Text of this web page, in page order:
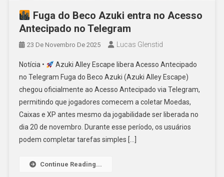
Fuga do Beco Azuki entra no Acesso
Antecipado no Telegram
23 De Novembro De 2025 Lucas Glenstid
Notícia •
Azuki Alley Escape libera Acesso Antecipado
no Telegram Fuga do Beco Azuki (Azuki Alley Escape)
chegou oficialmente ao Acesso Antecipado via Telegram,
permitindo que jogadores comecem a coletar Moedas,
Caixas e XP antes mesmo da jogabilidade ser liberada no
dia 20 de novembro. Durante esse período, os usuários
podem completar tarefas simples […]
Continue Reading...